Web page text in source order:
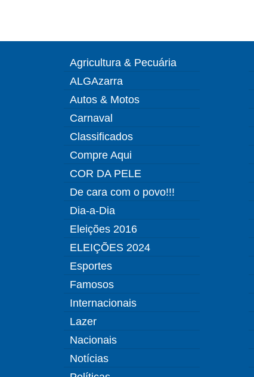
Agricultura & Pecuária
ALGAzarra
Autos & Motos
Carnaval
Classificados
Compre Aqui
COR DA PELE
De cara com o povo!!!
Dia-a-Dia
Eleições 2016
ELEIÇÕES 2024
Esportes
Famosos
Internacionais
Lazer
Nacionais
Notícias